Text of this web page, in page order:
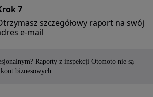
7
szczegółowy raport na swój
e-mail
Raporty z inspekcji Otomoto nie są
kont biznesowych.